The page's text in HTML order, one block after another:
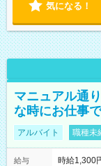
気になる！
マニュアル通
な時にお仕事
アルバイト 職種未
給与
時給1,300